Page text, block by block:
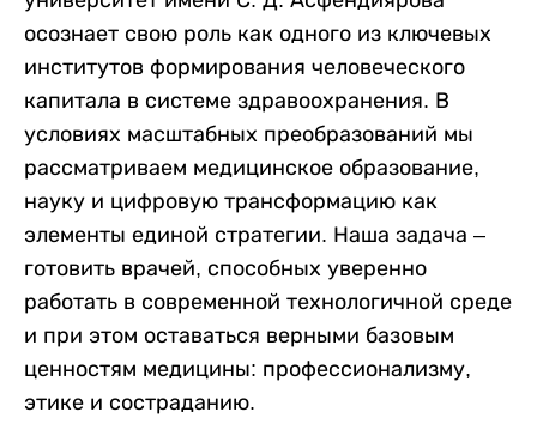
осознает свою роль как одного из ключевых
институтов формирования человеческого
капитала в системе здравоохранения. В
условиях масштабных преобразований мы
рассматриваем медицинское образование,
науку и цифровую трансформацию как
элементы единой стратегии. Наша задача –
готовить врачей, способных уверенно
работать в современной технологичной среде
и при этом оставаться верными базовым
ценностям медицины: профессионализму,
этике и состраданию.